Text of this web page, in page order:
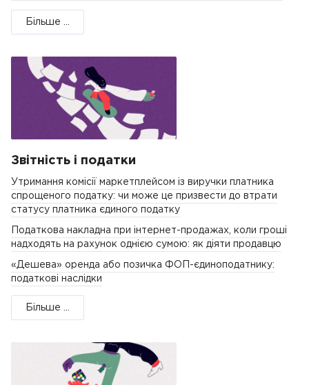
Більше ...
Звітність і податки
Утримання комісії маркетплейсом із виручки платника
спрощеного податку: чи може це призвести до втрати
статусу платника єдиного податку
Податкова накладна при інтернет-продажах, коли гроші
надходять на рахунок однією сумою: як діяти продавцю
«Дешева» оренда або позичка ФОП-єдиноподатнику:
податкові наслідки
Більше ...